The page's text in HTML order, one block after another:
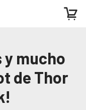
y mucho
de Thor